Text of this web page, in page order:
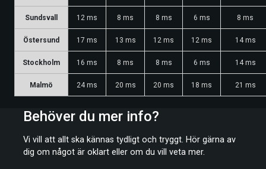
Sundsvall 12 ms 8 ms 8 ms 6 ms 8 ms
Östersund 17 ms 13 ms 12 ms 12 ms 14 ms
Stockholm 16 ms 8 ms 8 ms 6 ms 14 ms
Malmö 24 ms 20 ms 20 ms 18 ms 21 ms
Behöver du mer info?
Vi vill att allt ska kännas tydligt och tryggt. Hör gärna av
dig om något är oklart eller om du vill veta mer.